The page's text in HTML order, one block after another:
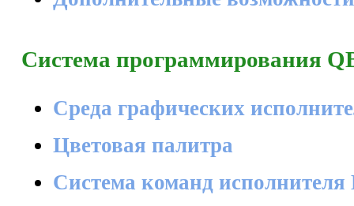
Система программирования
Среда графических
Цветовая палитра
Система команд исполнителя